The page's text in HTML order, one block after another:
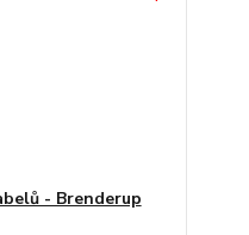
- Brenderup